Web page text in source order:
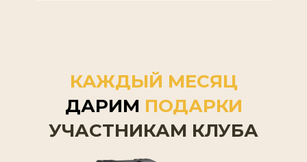
КАЖДЫЙ МЕСЯЦ
ДАРИМ ПОДАРКИ
УЧАСТНИКАМ КЛУБА